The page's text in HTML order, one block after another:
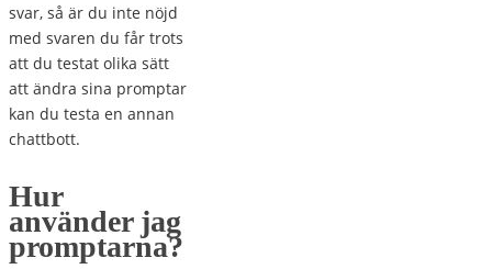
svar, så är du inte nöjd
med svaren du får trots
att du testat olika sätt
att ändra sina promptar
kan du testa en annan
chattbott.
Hur
använder jag
promptarna?